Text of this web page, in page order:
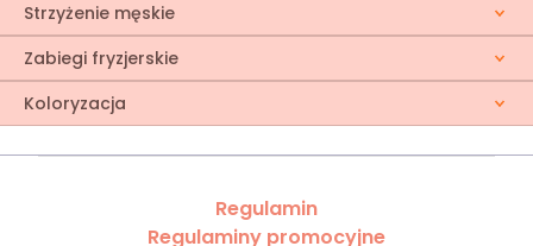
Strzyżenie męskie
Zabiegi fryzjerskie
Koloryzacja
Regulamin
Regulaminy promocyjne